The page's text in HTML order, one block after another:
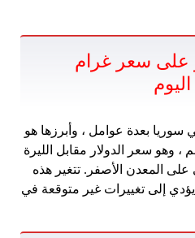
على سعر غرام
بعدة عوامل ، وأبرزها هو
وهو سعر الدولار مقابل الليرة
على المعدن الأصفر. تتغير هذه
إلى تغييرات غير متوقعة في